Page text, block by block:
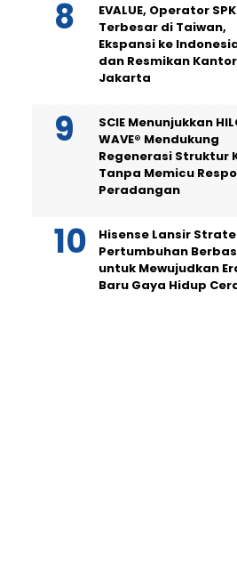
EVALUE, Operator
Terbesar di Taiwan,
Ekspansi ke
dan Resmikan
Jakarta
SCIE Menunjukkan
WAVE® Mendukung
Regenerasi Struktur
Tanpa Memicu
Peradangan
Hisense Lansir
Pertumbuhan
untuk Mewujudkan
Baru Gaya Hidup